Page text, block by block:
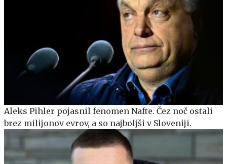
Aleks Pihler pojasnil fenomen Nafte. Čez noč ostali
brez milijonov evrov, a so najboljši v Sloveniji.